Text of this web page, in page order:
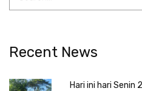
Recent News
Hari ini hari Senin